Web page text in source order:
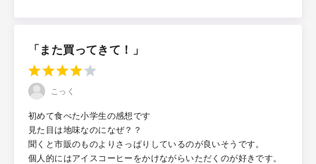
「また買ってきて！」
こっく
初めて食べた小学生の感想です
見た目は地味なのになぜ？？
聞くと市販のものよりさっぱりしているのが良いそうです。
個人的にはアイスコーヒーをかけながらいただくのが好きです。